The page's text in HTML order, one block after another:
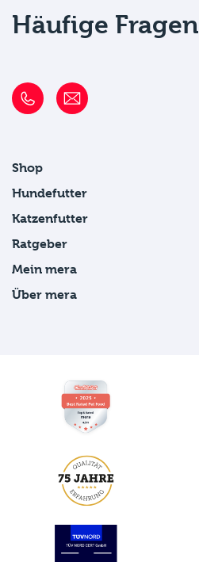
Häufige Fragen
Shop
Hundefutter
Katzenfutter
Ratgeber
Mein mera
Über mera